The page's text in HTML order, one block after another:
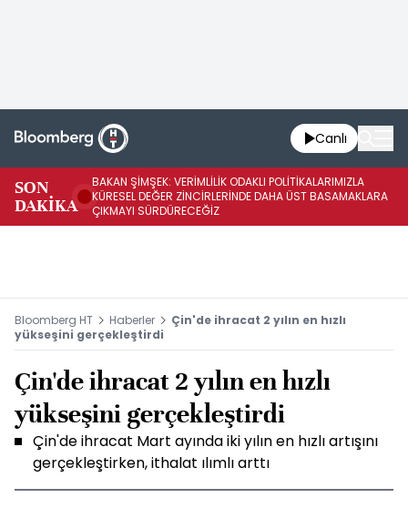
Canlı
SON
DAKİKA
BAKAN ŞİMŞEK: VERİMLİLİK ODAKLI POLİTİKALARIMIZLA
KÜRESEL DEĞER ZİNCİRLERİNDE DAHA ÜST BASAMAKLARA
ÇIKMAYI SÜRDÜRECEĞİZ
Bloomberg HT Haberler
Çin'de ihracat 2 yılın en hızlı
yükseşini gerçekleştirdi
Çin'de ihracat 2 yılın en hızlı
yükseşini gerçekleştirdi
Çin'de ihracat Mart ayında iki yılın en hızlı artışını
gerçekleştirken, ithalat ılımlı arttı